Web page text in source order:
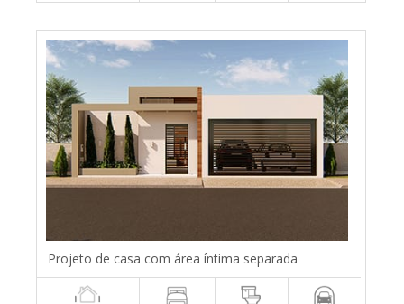
Projeto de casa com área íntima separada